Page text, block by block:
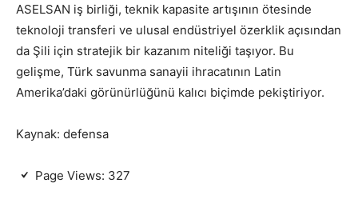
ASELSAN iş birliği, teknik kapasite artışının ötesinde
teknoloji transferi ve ulusal endüstriyel özerklik açısından
da Şili için stratejik bir kazanım niteliği taşıyor. Bu
gelişme, Türk savunma sanayii ihracatının Latin
Amerika’daki görünürlüğünü kalıcı biçimde pekiştiriyor.
Kaynak: defensa
Page Views: 327